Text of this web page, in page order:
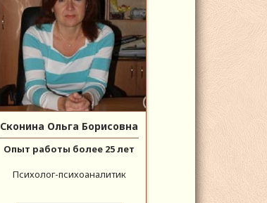
Сконина Ольга Борисовна
Опыт работы более 25 лет
Психолог-психоаналитик